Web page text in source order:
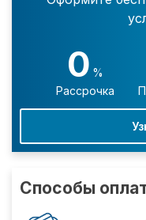
0 %
Рассрочка
Способы